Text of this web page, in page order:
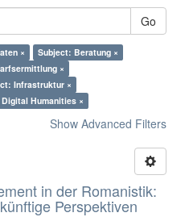
Go
×
Subject: Beratung ×
×
Infrastruktur ×
Humanities ×
Show Advanced Filters
in der Romanistik:
Perspektiven